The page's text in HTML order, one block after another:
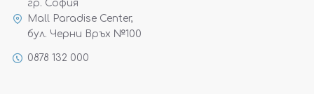
гр. София
Mall Paradise Center,
бул. Черни Връх №100
0878 132 000